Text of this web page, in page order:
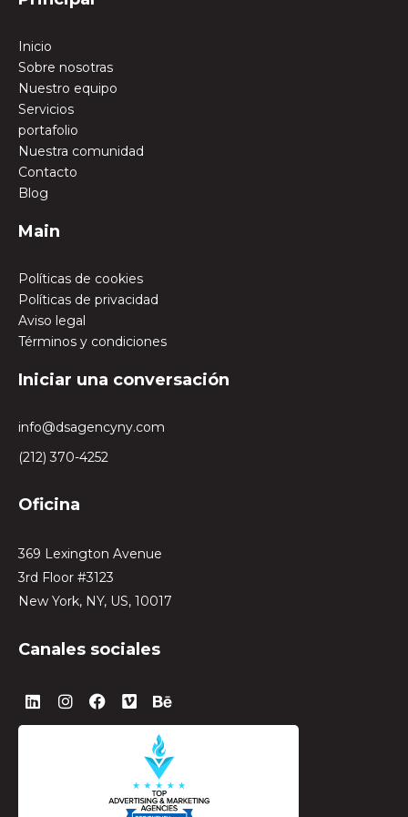
Inicio
Sobre nosotras
Nuestro equipo
Servicios
portafolio
Nuestra comunidad
Contacto
Blog
Main
Políticas de cookies
Políticas de privacidad
Aviso legal
Términos y condiciones
Iniciar una conversación
info@dsagencyny.com
(212) 370-4252
Oficina
369 Lexington Avenue
3rd Floor #3123
New York, NY, US, 10017
Canales sociales
L
i
n
I
n
s
F
a
c
V
i
m
B
e
h
a
n
c
e